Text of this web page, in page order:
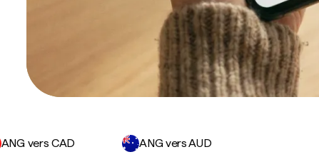
ANG vers CAD ANG vers AUD